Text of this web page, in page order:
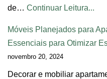
de… Continuar Leitura...
Móveis Planejados para
Essenciais para Otimizar
novembro 20, 2024
Decorar e mobiliar